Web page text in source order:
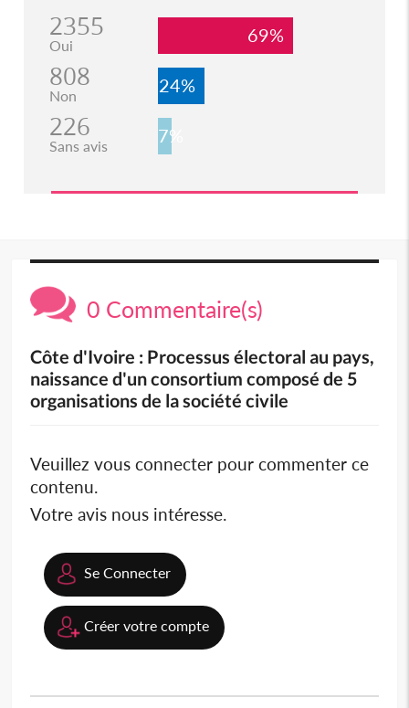
2355
Oui 69%
808
Non 24%
226
Sans avis 7%
0 Commentaire(s)
Côte d'Ivoire : Processus électoral au pays,
naissance d'un consortium composé de 5
organisations de la société civile
Veuillez vous connecter pour commenter ce
contenu.
Votre avis nous intéresse.
Se Connecter
Créer votre compte